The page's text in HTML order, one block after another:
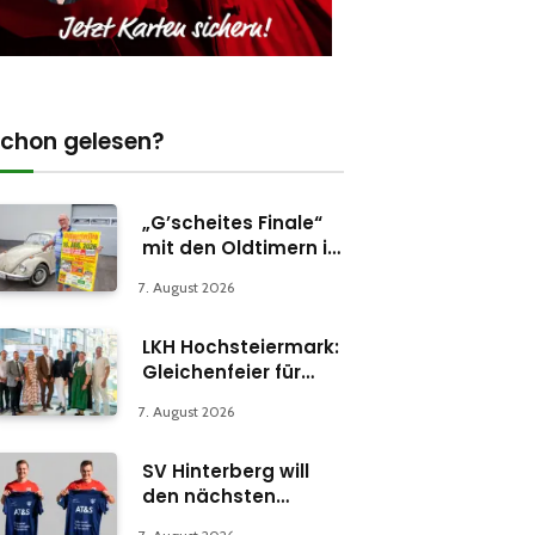
gelesen?
„G’scheites Finale“
mit den Oldtimern in
7. August 2026
LKH Hochsteiermark:
Gleichenfeier für
Abteilung in Bruck
7. August 2026
SV Hinterberg will
den nächsten